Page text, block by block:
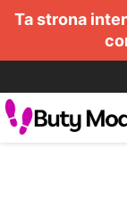
Ta strona